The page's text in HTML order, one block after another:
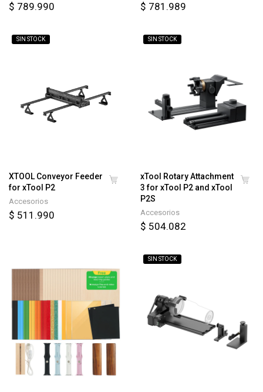
$ 789.990 $ 781.989
SIN STOCK
XTOOL Conveyor Feeder
for xTool P2
Accesorios
$ 511.990
SIN STOCK
xTool Rotary Attachment
3 for xTool P2 and xTool
P2S
Accesorios
$ 504.082
SIN STOCK